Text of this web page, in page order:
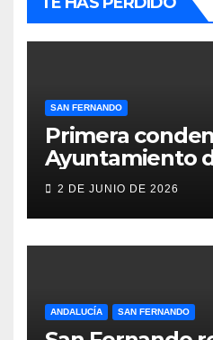
SAN FERNANDO
Primera
Ayuntamiento
Fernando por
locales
servicio
2 DE JUNIO DE 2026
ANDALUCÍA SAN FERNANDO